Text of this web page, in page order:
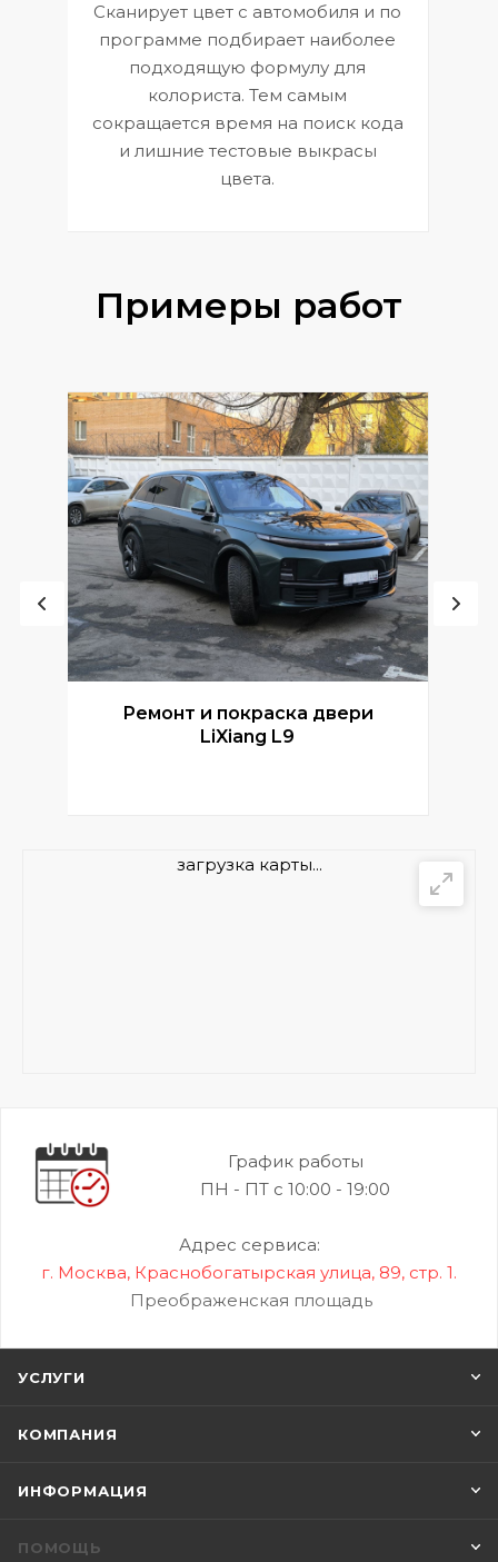
Сканирует цвет с автомобиля и по
программе подбирает наиболее
подходящую формулу для
колориста. Тем самым
сокращается время на поиск кода
и лишние тестовые выкрасы
цвета.
Примеры работ
Ремонт и покраска двери
LiXiang L9
загрузка карты...
График работы
ПН - ПТ с 10:00 - 19:00
Адрес сервиса:
г. Москва, Краснобогатырская улица, 89, стр. 1.
Преображенская площадь
УСЛУГИ
КОМПАНИЯ
ИНФОРМАЦИЯ
ПОМОЩЬ